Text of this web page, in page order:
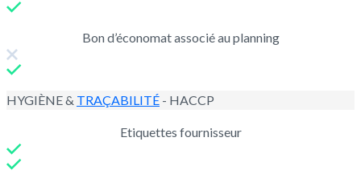
Bon d’économat associé au planning
HYGIÈNE & TRAÇABILITÉ - HACCP
Etiquettes fournisseur